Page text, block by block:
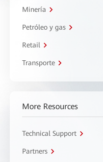
Minería
Petróleo y gas
Retail
Transporte
More Resources
Technical Support
Partners